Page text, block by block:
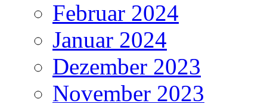
Februar 2024
Januar 2024
Dezember 2023
November 2023